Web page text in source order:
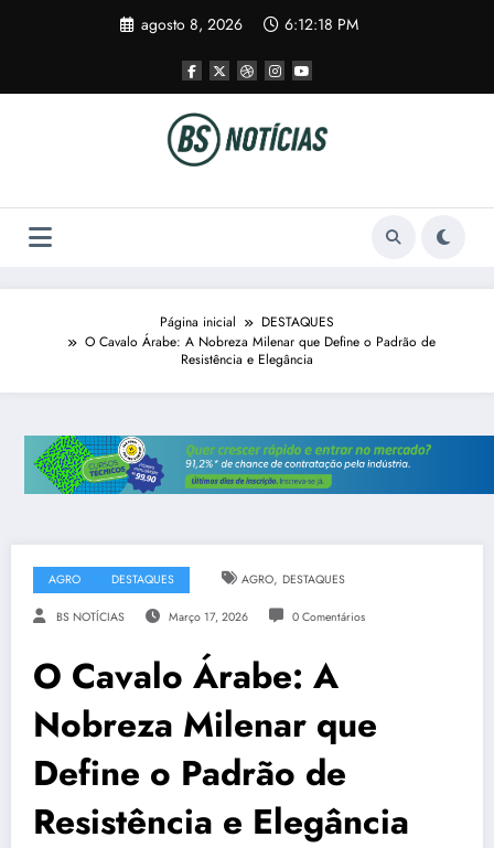
agosto 8, 2026 6:12:18 PM
Página inicial
DESTAQUES
O Cavalo Árabe: A Nobreza Milenar que Define o Padrão de
Resistência e Elegância
AGRO DESTAQUES AGRO, DESTAQUES
BS NOTÍCIAS Março 17, 2026 0 Comentários
O Cavalo Árabe: A
Nobreza Milenar que
Define o Padrão de
Resistência e Elegância